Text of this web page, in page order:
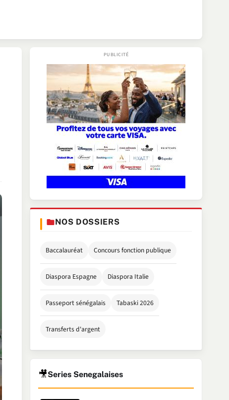
NOS DOSSIERS
Baccalauréat Concours fonction publique
Diaspora Espagne Diaspora Italie
Passeport sénégalais Tabaski 2026
Transferts d'argent
🎥Series Senegalaises